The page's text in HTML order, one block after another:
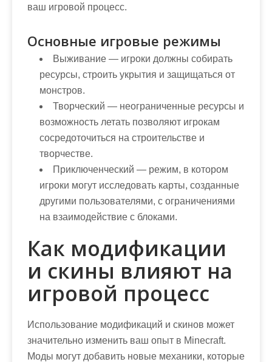
ваш игровой процесс.
Основные игровые режимы
Выживание — игроки должны собирать
ресурсы, строить укрытия и защищаться от
монстров.
Творческий — неограниченные ресурсы и
возможность летать позволяют игрокам
сосредоточиться на строительстве и
творчестве.
Приключенческий — режим, в котором
игроки могут исследовать карты, созданные
другими пользователями, с ограничениями
на взаимодействие с блоками.
Как модификации
и скины влияют на
игровой процесс
Использование модификаций и скинов может
значительно изменить ваш опыт в Minecraft.
Моды могут добавить новые механики, которые